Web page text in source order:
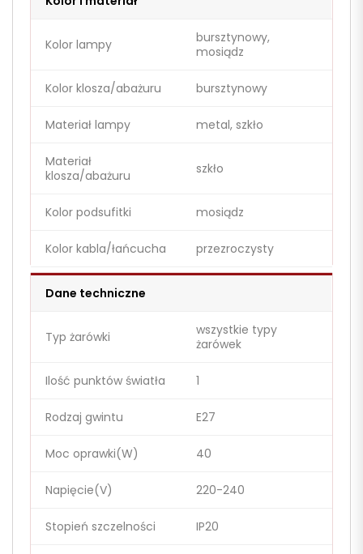
Kolor lampy
bursztynowy,
mosiądz
Kolor klosza/abażuru bursztynowy
Materiał lampy metal, szkło
Materiał
klosza/abażuru
szkło
Kolor podsufitki mosiądz
Kolor kabla/łańcucha przezroczysty
Dane techniczne
Typ żarówki
wszystkie typy
żarówek
Ilość punktów światła 1
Rodzaj gwintu E27
Moc oprawki(W) 40
Napięcie(V) 220-240
Stopień szczelności IP20